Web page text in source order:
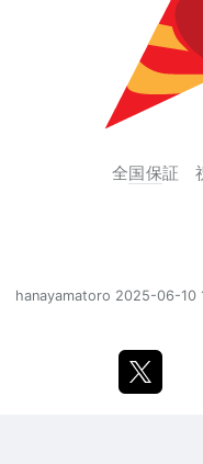
全国保証
hanayamatoro 2025-06-10